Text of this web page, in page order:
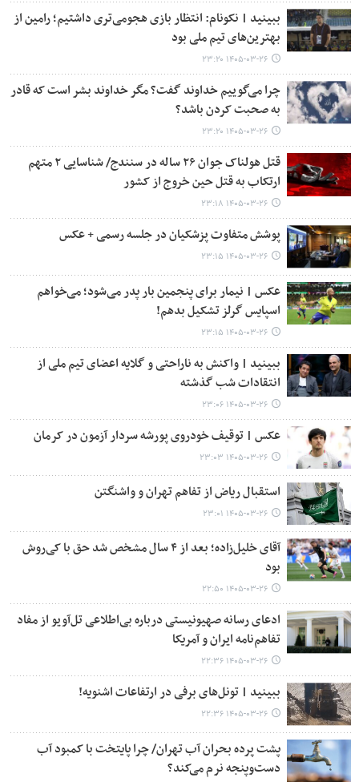
ببینید | نکونام: انتظار بازی هجومی‌تری داشتیم؛ رامین از
بهترین‌های تیم ملی بود
۱۴۰۵-۰۳-۲۶ ۲۳:۲۰
چرا می‌گوییم خداوند گفت؟ مگر خداوند بشر است که قادر
به صحبت کردن باشد؟
۱۴۰۵-۰۳-۲۶ ۲۳:۲۰
قتل هولناک جوان ۲۶ ساله در سنندج/ شناسایی ۲ متهم
ارتکاب به قتل حین خروج از کشور
۱۴۰۵-۰۳-۲۶ ۲۳:۱۸
پوشش متفاوت پزشکیان در جلسه رسمی + عکس
۱۴۰۵-۰۳-۲۶ ۲۳:۱۵
عکس | نیمار برای پنجمین بار پدر می‌شود؛ می‌خواهم
اسپایس گرلز تشکیل بدهم!
۱۴۰۵-۰۳-۲۶ ۲۳:۱۵
ببینید | واکنش به ناراحتی و گلایه اعضای تیم ملی از
انتقادات شب گذشته
۱۴۰۵-۰۳-۲۶ ۲۳:۰۶
عکس | توقیف خودروی پورشه سردار آزمون در کرمان
۱۴۰۵-۰۳-۲۶ ۲۳:۰۳
استقبال ریاض از تفاهم تهران و واشنگتن
۱۴۰۵-۰۳-۲۶ ۲۳:۰۱
آقای خلیل‌زاده؛ بعد از ۴ سال مشخص شد حق با کی‌روش
بود
۱۴۰۵-۰۳-۲۶ ۲۲:۵۰
ادعای رسانه صهیونیستی درباره بی‌اطلاعی تل‌آویو از مفاد
تفاهم‌نامه ایران و آمریکا
۱۴۰۵-۰۳-۲۶ ۲۲:۳۶
ببینید | تونل‌های برفی در ارتفاعات اشنویه!
۱۴۰۵-۰۳-۲۶ ۲۲:۳۶
پشت پرده بحران آب تهران/ چرا پایتخت با کمبود آب
دست‌وپنجه نرم می‌کند؟